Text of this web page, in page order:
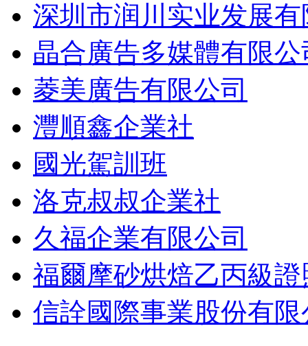
深圳市润川实业发展
晶合廣告多媒體有限公
菱美廣告有限公司
灃順鑫企業社
國光駕訓班
洛克叔叔企業社
久福企業有限公司
福爾摩砂烘焙乙丙級
信詮國際事業股份有限